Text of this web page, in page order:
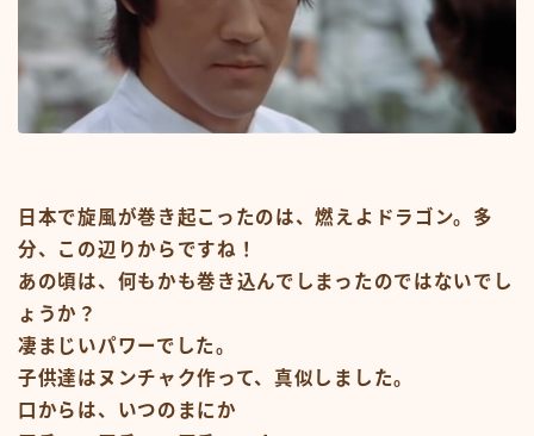
#14736 (タイトルなし)
#14772 (タイトルなし)
#14775 (タイトルなし)
#14862 (タイトルなし)
#14867 (タイトルなし)
ABOUT
CM
CM50-59
CM60-69
CM70-79
CM80-89
CMその他
Contact
google
Homepage – Big Slide
日本で旋風が巻き起こったのは、燃えよドラゴン。多
分、この辺りからですね！
あの頃は、何もかも巻き込んでしまったのではないでし
ょうか？
凄まじいパワーでした。
子供達はヌンチャク作って、真似しました。
口からは、いつのまにか